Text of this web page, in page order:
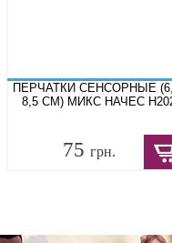
ПЕРЧАТКИ СЕНСОРНЫЕ
8,5 СМ) МИКС НАЧЕС
75 грн.